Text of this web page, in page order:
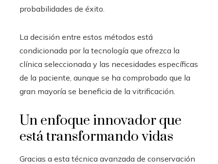
probabilidades de éxito.
La decisión entre estos métodos está
condicionada por la tecnología que ofrezca la
clínica seleccionada y las necesidades específicas
de la paciente, aunque se ha comprobado que la
gran mayoría se beneficia de la vitrificación.
Un enfoque innovador que
está transformando vidas
Gracias a esta técnica avanzada de conservación